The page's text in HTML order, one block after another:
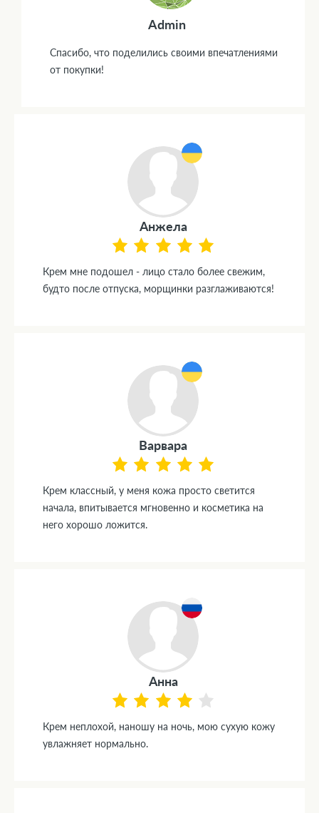
Admin
Спасибо, что поделились своими впечатлениями
от покупки!
Анжела
Крем мне подошел - лицо стало более свежим,
будто после отпуска, морщинки разглаживаются!
Варвара
Крем классный, у меня кожа просто светится
начала, впитывается мгновенно и косметика на
него хорошо ложится.
Анна
Крем неплохой, наношу на ночь, мою сухую кожу
увлажняет нормально.